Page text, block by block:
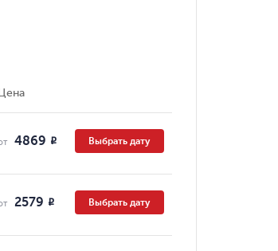
Цена
4869 R Выбрать дату
2579 R Выбрать дату